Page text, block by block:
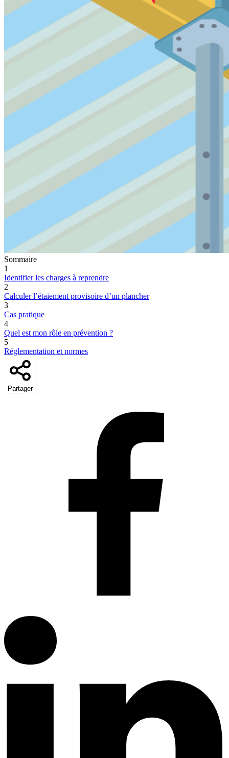
Sommaire
1
Identifier les charges à reprendre
2
Calculer l’étaiement provisoire d’un plancher
3
Cas pratique
4
Quel est mon rôle en prévention ?
5
Réglementation et normes
Partager